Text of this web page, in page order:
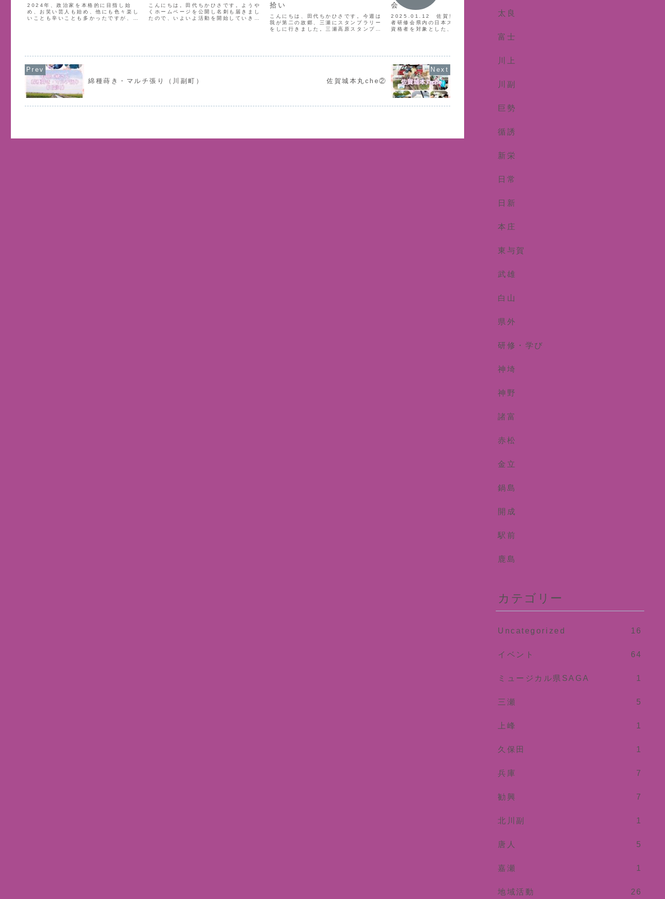
2024年、政治家を本格的に目指し始
め、お笑い芸人も始め、他にも色々楽し
いことも辛いことも多かったですが、ト
こんにちは。田代ちかひさです。ようや
くホームページを公開し名刺も届きまし
たので、いよいよ活動を開始していきま
拾い
こんにちは、田代ちかひさです。今週は
我が第二の故郷、三瀬にスタンプラリー
をしに行きました。三瀬高原スタンプラ
会
2025.01.12 佐賀県公認スポーツ指導
者研修会県内の日本スポーツ協会関係有
資格者を対象とした、指導者研修会に参
加しました！「スポハラ防止について」
らか、学びたいという意欲が大きくなっ
ているのを感じます。日中はある程度時
努めます。
綿種蒔き・マルチ張り（川副町） 佐賀城本丸che②
太良
富士
川上
川副
巨勢
循誘
新栄
日常
日新
本庄
東与賀
武雄
白山
県外
研修・学び
神埼
神野
諸富
赤松
金立
鍋島
開成
駅前
鹿島
カテゴリー
Uncategorized 16
イベント 64
ミュージカル県SAGA 1
三瀬 5
上峰 1
久保田 1
兵庫 7
勧興 7
北川副 1
唐人 5
嘉瀬 1
地域活動 26